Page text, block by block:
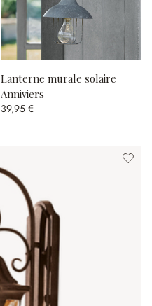
Lanterne murale solaire
Anniviers
39,95 €